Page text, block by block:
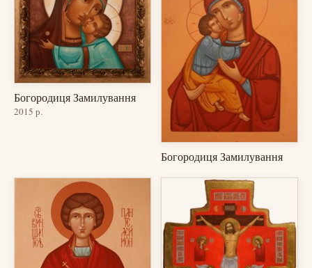
Богородиця Замилування
2015 р.
Богородиця Замилування